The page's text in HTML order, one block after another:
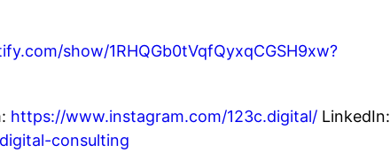
show/1RHQGb0tVqfQyxqCGSH9xw?
https://www.instagram.com/123c.digital/ LinkedIn:
consulting